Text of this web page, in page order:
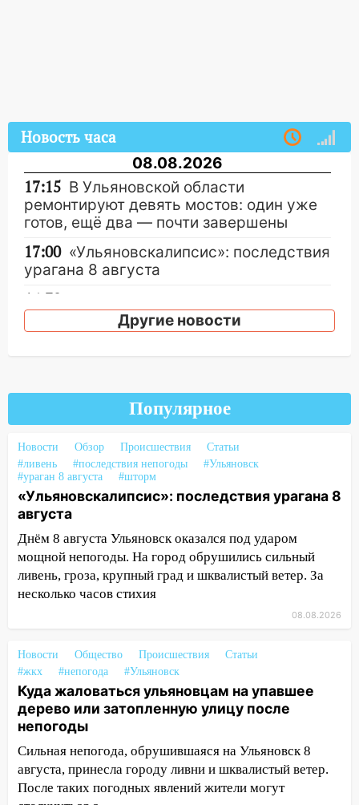
Новость часа
08.08.2026
17:15 В Ульяновской области
ремонтируют девять мостов: один уже
готов, ещё два — почти завершены
17:00 «Ульяновскалипсис»: последствия
урагана 8 августа
16:38
области на 9 августа
Мелекесский район первым в
Ульяновской области намолотил более
100 тысяч тонн зерна
15:17 В колледжи и техникумы
Ульяновской области подали более 10
тысяч заявлений
15:04 Фоторепортаж с улиц Ульяновска
после шторма: поваленные деревья и
затопленные улицы
14:26
Жители Ульяновска сами
пытаются расчистить ливнёвки, не
дождавшись коммунальщиков
14:16 Шторм продолжает ломать город:
на улице Любови Шевцовой рухнул
светофор
14:14 Студента из Ульяновска обманули
Другие новости
Популярное
Новости Обзор Происшествия
Статьи
#ливень
#последствия непогоды
#Ульяновск
#ураган 8 августа
#шторм
«Ульяновскалипсис»: последствия урагана 8
августа
Днём 8 августа Ульяновск оказался под ударом
мощной непогоды. На город обрушились сильный
ливень, гроза, крупный град и шквалистый ветер. За
несколько часов стихия
08.08.2026
Новости Общество Происшествия
Статьи
#жкх
#непогода #Ульяновск
Куда жаловаться ульяновцам на упавшее
дерево или затопленную улицу после
непогоды
Сильная непогода, обрушившаяся на Ульяновск 8
августа, принесла городу ливни и шквалистый ветер.
После таких погодных явлений жители могут